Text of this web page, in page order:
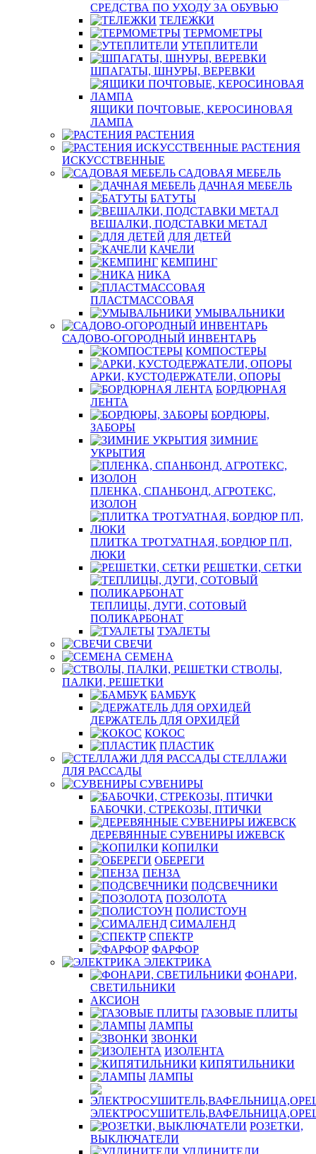
СРЕДСТВА ПО УХОДУ ЗА ОБУВЬЮ
ТЕЛЕЖКИ
ТЕРМОМЕТРЫ
УТЕПЛИТЕЛИ
ШПАГАТЫ, ШНУРЫ, ВЕРЕВКИ
ЯЩИКИ ПОЧТОВЫЕ, КЕРОСИНОВАЯ
ЛАМПА
РАСТЕНИЯ
РАСТЕНИЯ
ИСКУССТВЕННЫЕ
САДОВАЯ МЕБЕЛЬ
ДАЧНАЯ МЕБЕЛЬ
БАТУТЫ
ВЕШАЛКИ, ПОДСТАВКИ МЕТАЛ
ДЛЯ ДЕТЕЙ
КАЧЕЛИ
КЕМПИНГ
НИКА
ПЛАСТМАССОВАЯ
УМЫВАЛЬНИКИ
САДОВО-ОГОРОДНЫЙ ИНВЕНТАРЬ
КОМПОСТЕРЫ
АРКИ, КУСТОДЕРЖАТЕЛИ, ОПОРЫ
БОРДЮРНАЯ
ЛЕНТА
БОРДЮРЫ,
ЗАБОРЫ
ЗИМНИЕ
УКРЫТИЯ
ПЛЕНКА, СПАНБОНД, АГРОТЕКС,
ИЗОЛОН
ПЛИТКА ТРОТУАТНАЯ, БОРДЮР П/П,
ЛЮКИ
РЕШЕТКИ, СЕТКИ
ТЕПЛИЦЫ, ДУГИ, СОТОВЫЙ
ПОЛИКАРБОНАТ
ТУАЛЕТЫ
СВЕЧИ
СЕМЕНА
СТВОЛЫ,
ПАЛКИ, РЕШЕТКИ
БАМБУК
ДЕРЖАТЕЛЬ ДЛЯ ОРХИДЕЙ
КОКОС
ПЛАСТИК
СТЕЛЛАЖИ
ДЛЯ РАССАДЫ
СУВЕНИРЫ
БАБОЧКИ, СТРЕКОЗЫ, ПТИЧКИ
ДЕРЕВЯННЫЕ СУВЕНИРЫ ИЖЕВСК
КОПИЛКИ
ОБЕРЕГИ
ПЕНЗА
ПОДСВЕЧНИКИ
ПОЗОЛОТА
ПОЛИСТОУН
СИМАЛЕНД
СПЕКТР
ФАРФОР
ЭЛЕКТРИКА
ФОНАРИ,
СВЕТИЛЬНИКИ
АКСИОН
ГАЗОВЫЕ ПЛИТЫ
ЛАМПЫ
ЗВОНКИ
ИЗОЛЕНТА
КИПЯТИЛЬНИКИ
ЛАМПЫ
РОЗЕТКИ,
ВЫКЛЮЧАТЕЛИ
УДЛИНИТЕЛИ